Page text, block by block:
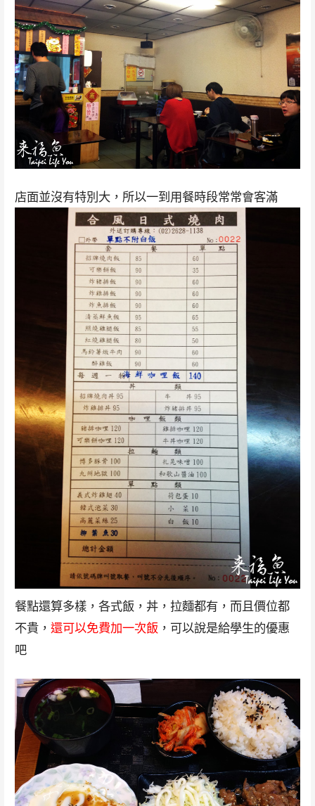
店面並沒有特別大，所以一到用餐時段常常會客滿
餐點還算多樣，各式飯，丼，拉麵都有，而且價位都
不貴， 還可以免費加一次飯 ，可以說是給學生的優惠
吧